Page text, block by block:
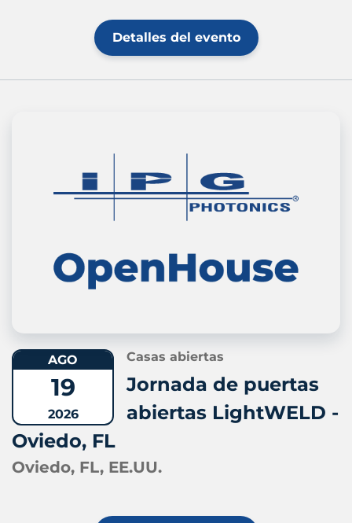
Detalles del evento
AGO
19
2026
Casas abiertas
Jornada de puertas
abiertas LightWELD -
Oviedo, FL
Oviedo, FL, EE.UU.